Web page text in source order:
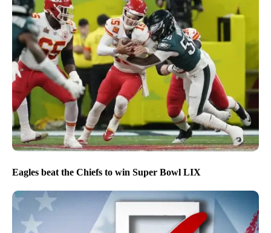
Eagles beat the Chiefs to win Super Bowl LIX